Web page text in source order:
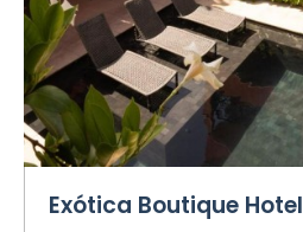
Exótica Boutique Hotel